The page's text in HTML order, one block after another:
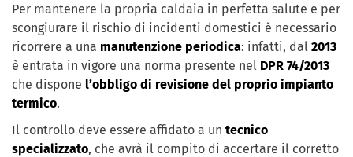
Per mantenere la propria caldaia in perfetta salute e per
scongiurare il rischio di incidenti domestici è necessario
ricorrere a una manutenzione periodica: infatti, dal 2013
è entrata in vigore una norma presente nel DPR 74/2013
che dispone l’obbligo di revisione del proprio impianto
termico.
Il controllo deve essere affidato a un tecnico
specializzato, che avrà il compito di accertare il corretto